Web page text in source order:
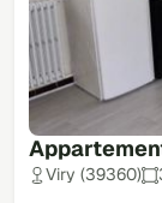
Viry (39360)